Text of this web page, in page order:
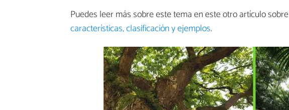
Puedes leer más sobre este tema en este otro artículo sobre
características, clasificación y ejemplos.